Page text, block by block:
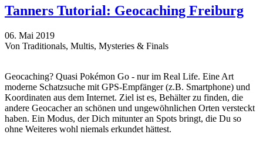
Tanners Tutorial: Geocaching Freiburg
06. Mai 2019
Von Traditionals, Multis, Mysteries & Finals
Geocaching? Quasi Pokémon Go - nur im Real Life. Eine Art
moderne Schatzsuche mit GPS-Empfänger (z.B. Smartphone) und
Koordinaten aus dem Internet. Ziel ist es, Behälter zu finden, die
andere Geocacher an schönen und ungewöhnlichen Orten versteckt
haben. Ein Modus, der Dich mitunter an Spots bringt, die Du so
ohne Weiteres wohl niemals erkundet hättest.